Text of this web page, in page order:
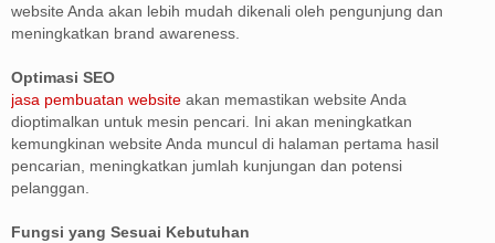
website Anda akan lebih mudah dikenali oleh pengunjung dan
meningkatkan brand awareness.
Optimasi SEO
jasa pembuatan website akan memastikan website Anda
dioptimalkan untuk mesin pencari. Ini akan meningkatkan
kemungkinan website Anda muncul di halaman pertama hasil
pencarian, meningkatkan jumlah kunjungan dan potensi
pelanggan.
Fungsi yang Sesuai Kebutuhan